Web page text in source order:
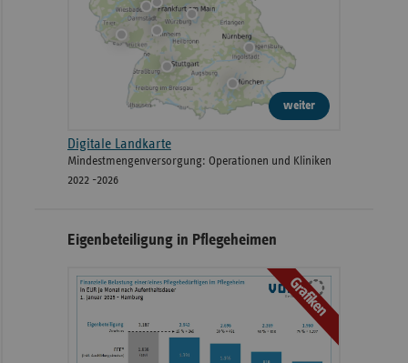
weiter
Digitale Landkarte
Mindestmengenversorgung: Operationen und Kliniken
2022 -2026
Eigenbeteiligung in Pflegeheimen
Grafiken